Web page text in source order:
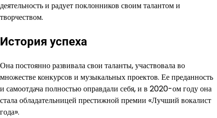
деятельность и радует поклонников своим талантом и
творчеством.
История успеха
Она постоянно развивала свои таланты, участвовала во
множестве конкурсов и музыкальных проектов. Ее преданность
и самоотдача полностью оправдали себя, и в 2020-ом году она
стала обладательницей престижной премии «Лучший вокалист
года».